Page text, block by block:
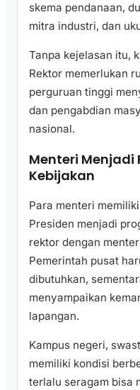
skema pendanaan,
mitra industri, dan
Tanpa kejelasan itu,
Rektor memerlukan
perguruan tinggi
dan pengabdian
nasional.
Menteri Menjadi
Kebijakan
Para menteri
Presiden menjadi
rektor dengan
Pemerintah pusat
dibutuhkan,
menyampaikan
lapangan.
Kampus negeri,
memiliki kondisi
terlalu seragam bisa